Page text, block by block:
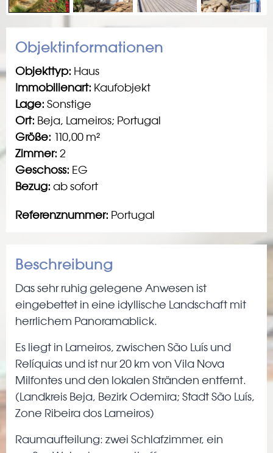
Next
Objektinformationen
Objekttyp: Haus
Immobilienart: Kaufobjekt
Lage: Sonstige
Ort: Beja, Lameiros; Portugal
Größe: 110,00 m²
Zimmer: 2
Geschoss: EG
Bezug: ab sofort
Referenznummer: Portugal
Beschreibung
Das sehr ruhig gelegene Anwesen ist
eingebettet in eine idyllische Landschaft mit
herrlichem Panoramablick.
Es liegt in Lameiros, zwischen São Luís und
Relíquias und ist nur 20 km von Vila Nova
Milfontes und den lokalen Stränden entfernt.
(Landkreis Beja, Bezirk Odemira; Stadt São Luís,
Zone Ribeira dos Lameiros)
Raumaufteilung: zwei Schlafzimmer, ein